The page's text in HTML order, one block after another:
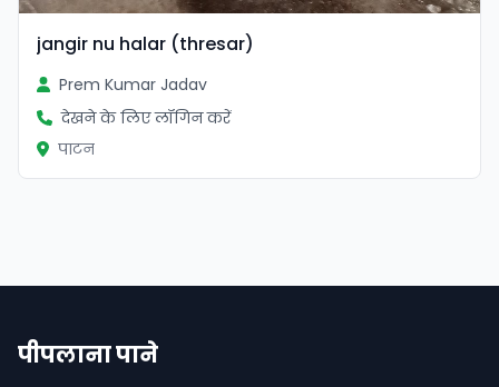
jangir nu halar (thresar)
Prem Kumar Jadav
देखने के लिए लॉगिन करें
पाटन
पीपलाना पाने